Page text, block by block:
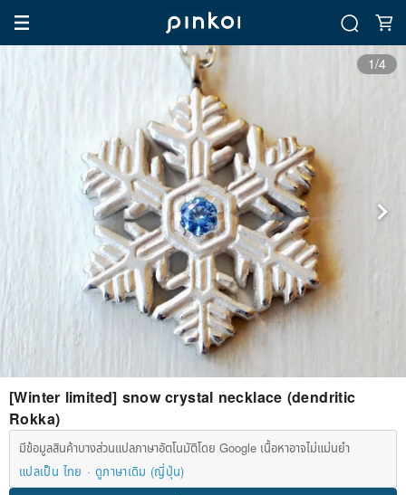
1/4
[Winter limited] snow crystal necklace (dendritic
Rokka)
มีข้อมูลสินค้าบางส่วนแปลภาษาอัตโนมัติโดย Google เนื้อหาอาจไม่แม่นยำ
แปลเป็น ไทย
ดูภาษาเดิม (ญี่ปุ่น)